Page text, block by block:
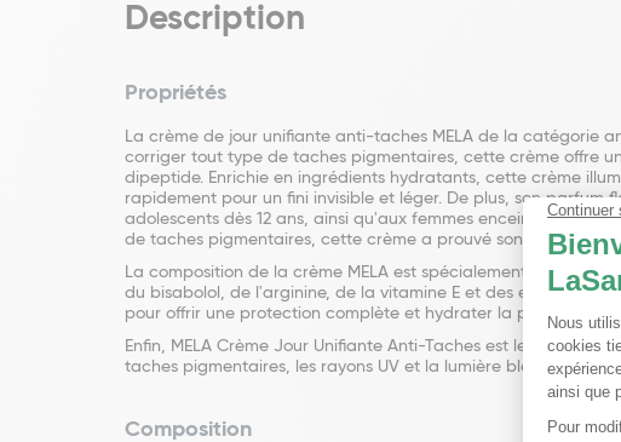
Description
Propriétés
La crème de jour unifiante anti-taches MELA de la catégorie
corriger tout type de taches pigmentaires, cette crème offre
dipeptide. Enrichie en ingrédients hydratants, cette crème
rapidement pour un fini invisible et léger. De plus, son parfum
adolescents dès 12 ans, ainsi qu'aux femmes enceintes et
de taches pigmentaires, cette crème a prouvé son efficacité
La composition de la crème MELA est spécialement
du bisabolol, de l'arginine, de la vitamine E et des extraits
pour offrir une protection complète et hydrater la peau en
Enfin, MELA Crème Jour Unifiante Anti-Taches est le produit
taches pigmentaires, les rayons UV et la lumière bleue, tout
Composition